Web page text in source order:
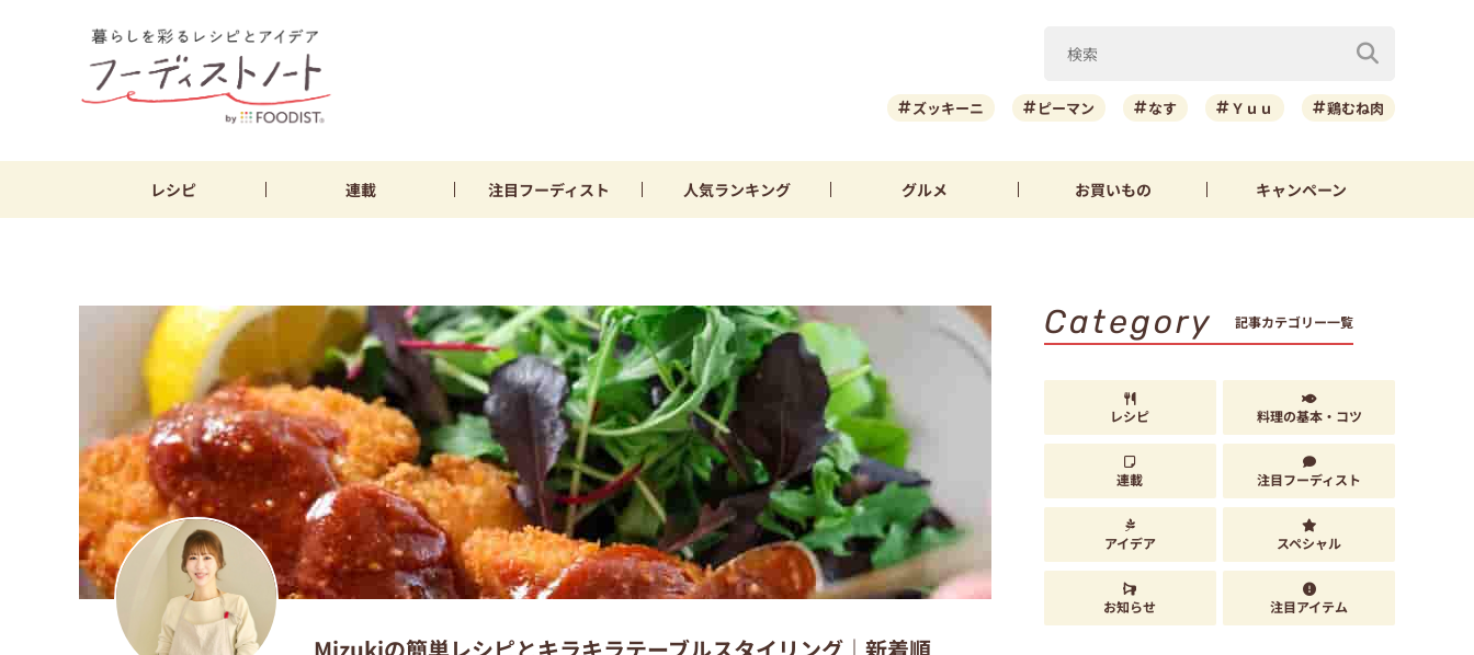
ズッキーニ ピーマン なす Ｙｕｕ 鶏むね肉
レシピ 連載 注目フーディスト 人気ランキング グルメ お買いもの キャンペーン
Category 記事カテゴリー一覧
レシピ 料理の基本・コツ
連載 注目フーディスト
アイデア スペシャル
お知らせ 注目アイテム